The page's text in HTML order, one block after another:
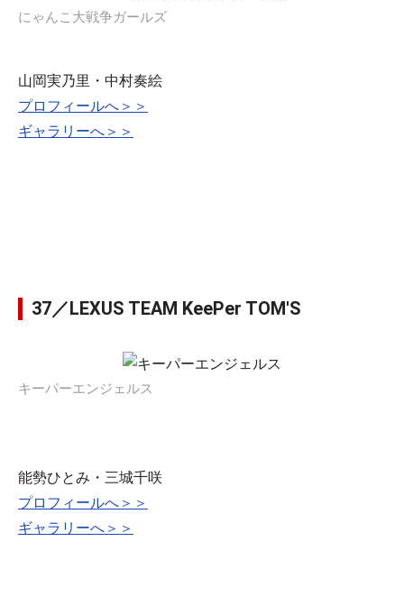
にゃんこ大戦争ガールズ
山岡実乃里・中村奏絵
プロフィールへ＞＞
ギャラリーへ＞＞
37／LEXUS TEAM KeePer TOM'S
キーパーエンジェルス
能勢ひとみ・三城千咲
プロフィールへ＞＞
ギャラリーへ＞＞